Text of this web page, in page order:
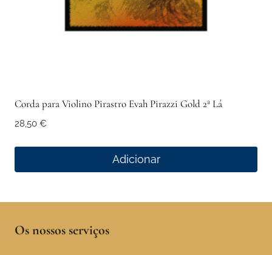
Corda para Violino Pirastro Evah Pirazzi Gold 2ª Lá
28,50 €
Adicionar
Os nossos serviços